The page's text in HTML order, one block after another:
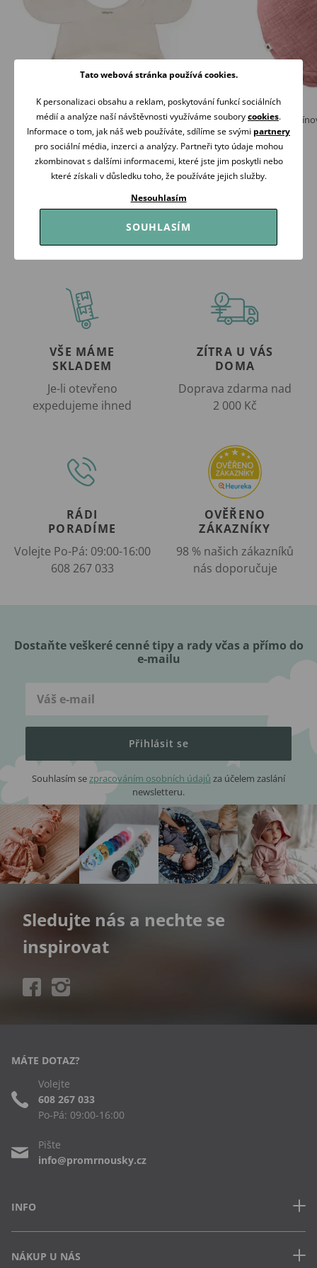
BabyOno Silikonový bryndák s kapsou
BÉŽOVÝ
89 Kč
Skladem
BIBS Bandana
bavlna DUSTY PINK
319 Kč
Skladem
VŠE MÁME
SKLADEM
Je-li otevřeno
expedujeme ihned
ZÍTRA U VÁS
DOMA
Doprava zdarma nad
2 000 Kč
RÁDI
PORADÍME
Volejte Po-Pá: 09:00-16:00
608 267 033
OVĚŘENO
ZÁKAZNÍKY
98 % našich zákazníků
nás doporučuje
Dostaňte veškeré cenné tipy a rady včas a přímo do
e-mailu
Přihlásit se
Souhlasím sezpracováním osobních údajů za účelem zaslání
newsletteru.
Sledujte nás a nechte se
inspirovat
INFO
Často kladené dotazy
NÁKUP U NÁS
MÁTE DOTAZ?
Volejte
608 267 033
Po-Pá: 09:00-16:00
Pište
info@promrnousky.cz
Tato webová stránka používá cookies.
K personalizaci obsahu a reklam, poskytování funkcí sociálních
médií a analýze naší návštěvnosti využíváme souborycookies.
Informace o tom, jak náš web používáte, sdílíme se svými partnery
pro sociální média, inzerci a analýzy. Partneři tyto údaje mohou
zkombinovat s dalšími informacemi, které jste jim poskytli nebo
které získali v důsledku toho, že používáte jejich služby.
Nesouhlasím
SOUHLASÍM